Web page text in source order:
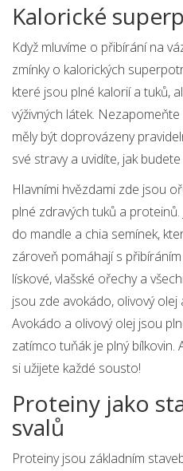
Kalorické
Když mluvíme o přibírání na
zmínky o kalorických
které jsou plné kalorií a tuků,
výživných látek.
měly být doprovázeny
své stravy a uvidíte, jak
Hlavními hvězdami zde jsou
plné zdravých tuků a
do mandle a chia semínek,
zároveň pomáhají s
lískové, vlašské ořechy a
jsou zde avokádo, olivový olej
Avokádo a olivový olej jsou
zatímco tuňák je plný bílkovin.
si užijete každé sousto!
Proteiny jako
svalů
Proteiny jsou základním